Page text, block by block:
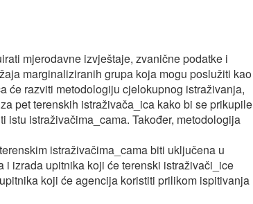
mjerodavne izvještaje, zvanične podatke i
marginaliziranih grupa koja mogu poslužiti kao
će razviti metodologiju cjelokupnog istraživanja,
pet terenskih istraživača_ica kako bi se prikupile
istu istraživačima_cama. Također, metodologija
istraživačima_cama biti uključena u
izrada upitnika koji će terenski istraživači_ice
koji će agencija koristiti prilikom ispitivanja